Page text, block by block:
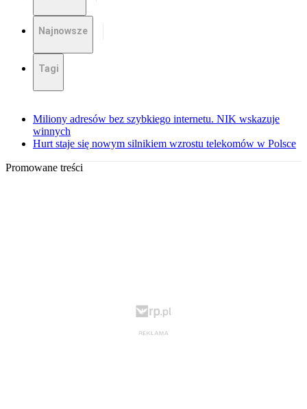
Najnowsze
Tagi
Miliony adresów bez szybkiego internetu. NIK wskazuje
winnych
Hurt staje się nowym silnikiem wzrostu telekomów w Polsce
Promowane treści